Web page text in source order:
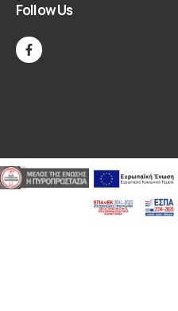
Follow Us